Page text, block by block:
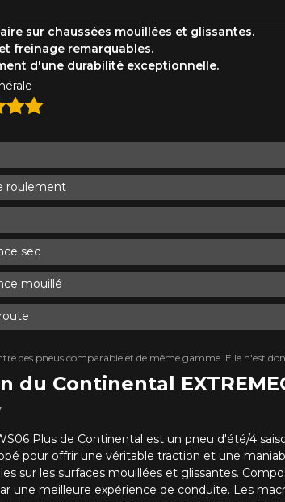
sur chaussées mouillées et glissantes.
freinage remarquables.
d'une durabilité exceptionnelle.
du Continental
Plus de Continental est un pneu d'été/4
pour offrir une véritable traction et une
sur les surfaces mouillées et glissantes.
une meilleure expérience de conduite. Les
roulement
sec
mouillé
des pneus comparable et de même gamme. Elle n'est
Note
2 5
Commentaire
Envoyer
Malheureusement, aucun
*Attention cette dimension représente une possibilité
véhicule directement avant de commander.